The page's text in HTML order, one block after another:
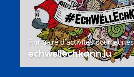
Annuaire d’activités pour jeunes
echwellechkann.lu